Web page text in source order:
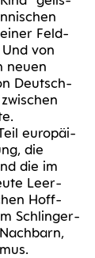
Feld­
von
neu­en
Deutsch­
euro­päi­
die
die im
Leer­
Hoff­
Schlin­ger­